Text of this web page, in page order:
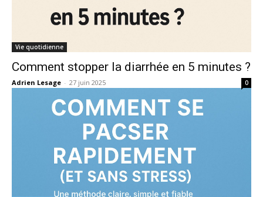
Vie quotidienne
Comment stopper la diarrhée en 5 minutes ?
Adrien Lesage - 27 juin 2025 0